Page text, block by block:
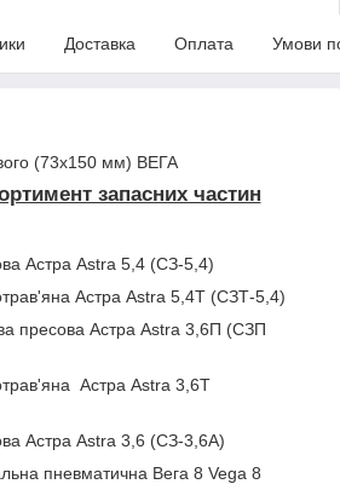
Доставка Оплата Умови
(73х150 мм) ВЕГА
запасних частин
Астра Astra 5,4 (СЗ-5,4)
Астра Astra 5,4Т (СЗТ-5,4)
пресова Астра Astra 3,6П (СЗП
Астра Astra 3,6Т
Астра Astra 3,6 (СЗ-3,6А)
пневматична Вега 8 Vega 8